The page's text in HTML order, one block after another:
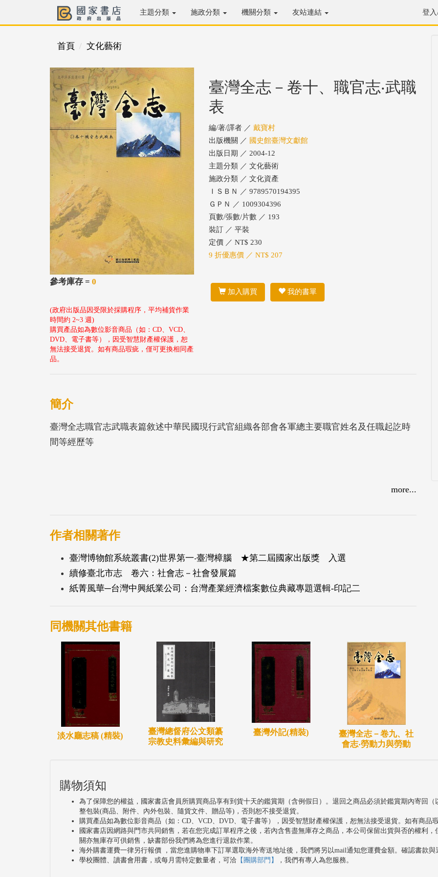
主題分類 施政分類 機關分類 友站連結 登
首頁 文化藝術
參考庫存 = 0
(政府出版品因受限於採購程序，平均補貨作業
時間約 2~3 週)
購買產品如為數位影音商品（如：CD、VCD、
DVD、電子書等），因受智慧財產權保護，恕
無法接受退貨。如有商品瑕疵，僅可更換相同產
品。
臺灣全志－卷十、職官志‧武職
表
編/著/譯者 ／ 戴寶村
出版機關 ／ 國史館臺灣文獻館
出版日期 ／ 2004-12
主題分類 ／ 文化藝術
施政分類 ／ 文化資產
ＩＳＢＮ ／ 9789570194395
ＧＰＮ ／ 1009304396
頁數/張數/片數 ／ 193
裝訂 ／ 平裝
定價 ／ NT$ 230
9 折優惠價 ／ NT$ 207
加入購買 我的書單
簡介
臺灣全志職官志武職表篇敘述中華民國現行武官組織各部會各軍總主要職官姓名及任職起訖時
間等經歷等
more...
作者相關著作
臺灣博物館系統叢書(2)世界第一‧臺灣樟腦 ★第二屆國家出版獎 入選
續修臺北市志 卷六：社會志－社會發展篇
紙菁風華─台灣中興紙業公司：台灣產業經濟檔案數位典藏專題選輯-印記二
同機關其他書籍
淡水廳志稿 (精裝)
臺灣總督府公文類纂
宗教史料彙編與研究
臺灣外記(精裝)
臺灣全志－卷九、社
會志‧勞動力與勞動
購物須知
為了保障您的權益，國家書店會員所購買商品享有到貨十天的鑑賞期（含例假日）。退回之商品必須於鑑賞期內寄回
整包裝(商品、附件、內外包裝、隨貨文件、贈品等)，否則恕不接受退貨。
購買產品如為數位影音商品（如：CD、VCD、DVD、電子書等），因受智慧財產權保護，恕無法接受退貨。如有商品
國家書店因網路與門市共同銷售，若在您完成訂單程序之後，若內含售盡無庫存之商品，本公司保留出貨與否的權利
關亦無庫存可供銷售，缺書部份我們將為您進行退款作業。
海外購書運費一律另行報價 ，當您進購物車下訂單選取海外寄送地址後，我們將另以mail通知您運費金額。確認書款
學校團體、讀書會用書，或每月需特定數量者，可洽 【團購部門】 ，我們有專人為您服務。